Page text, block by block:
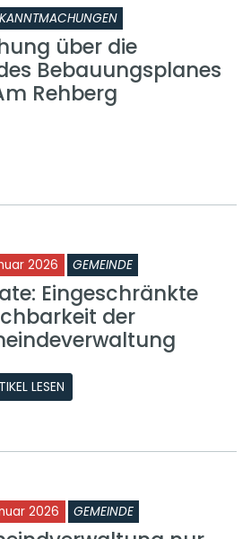
über die
Bebauungsplanes
Rehberg
2026 GEMEINDE
Eingeschränkte
der
LESEN
2026 GEMEINDE